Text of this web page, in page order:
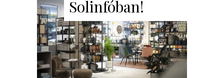
Solinfóban!